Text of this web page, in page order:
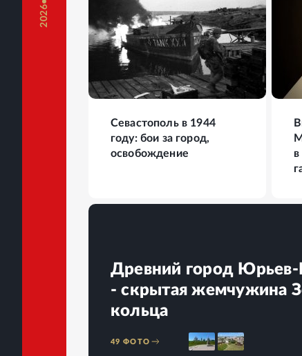
2026
41ФОТО
Севастополь в 1944
году: бои за город,
освобождение
24
Древний город Юрьев-
- скрытая жемчужина
кольца
49 ФОТО